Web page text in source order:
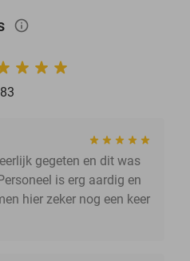
info_outlined
83
gegeten en dit was
is erg aardig en
hier zeker nog een keer